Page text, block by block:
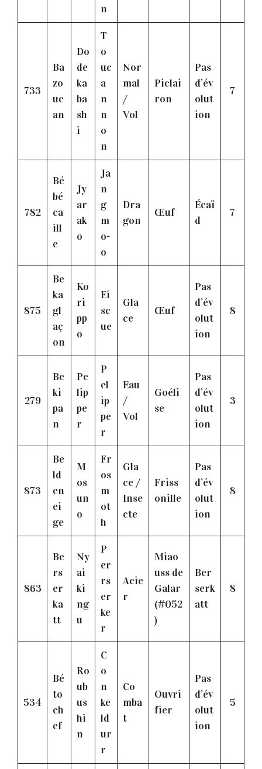
n
733
Ba
zo
uc
an
Do
de
ka
ba
sh
i
T
o
uc
a
n
n
o
n
Nor
mal
/
Vol
Piclai
ron
Pas
d’év
olut
ion
7
782
Bé
bé
ca
ill
e
Jy
ar
ak
o
Ja
n
g
m
o-
o
Dra
gon
Œuf
Écaï
d
7
875
Be
ka
gl
aç
on
Ko
ri
pp
o
Ei
sc
ue
Gla
ce
Œuf
Pas
d’év
olut
ion
8
279
Be
ki
pa
n
Pe
lip
pe
r
P
el
ip
pe
r
Eau
/
Vol
Goéli
se
Pas
d’év
olut
ion
3
873
Be
ld
en
ei
ge
M
os
un
o
Fr
os
m
ot
h
Gla
ce /
Inse
cte
Friss
onille
Pas
d’év
olut
ion
8
863
Be
rs
er
ka
tt
Ny
ai
ki
ng
u
P
er
rs
er
ke
r
Acie
r
Miao
uss de
Galar
(#052
)
Ber
serk
att
8
534
Bé
to
ch
ef
Ro
ub
us
hi
n
C
o
n
ke
ld
ur
r
Co
mba
t
Ouvri
fier
Pas
d’év
olut
ion
5